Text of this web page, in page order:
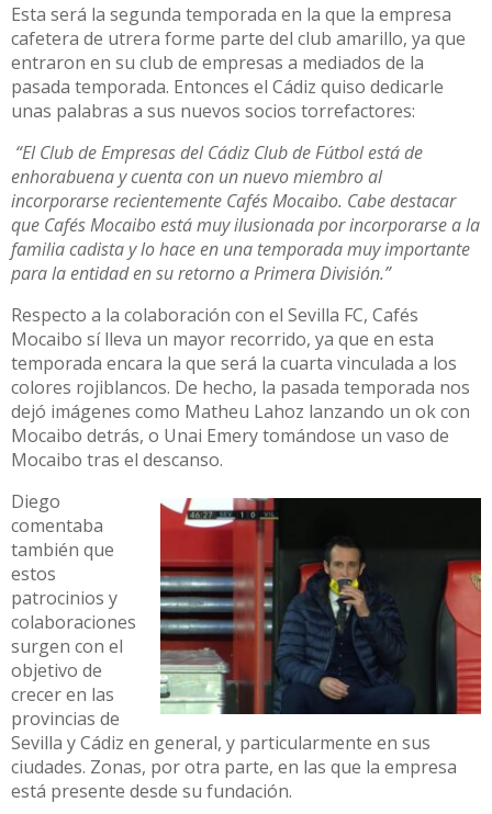
Esta será la segunda temporada en la que la empresa
cafetera de utrera forme parte del club amarillo, ya que
entraron en su club de empresas a mediados de la
pasada temporada. Entonces el Cádiz quiso dedicarle
unas palabras a sus nuevos socios torrefactores:
“El Club de Empresas del Cádiz Club de Fútbol está de
enhorabuena y cuenta con un nuevo miembro al
incorporarse recientemente Cafés Mocaibo. Cabe destacar
que Cafés Mocaibo está muy ilusionada por incorporarse a la
familia cadista y lo hace en una temporada muy importante
para la entidad en su retorno a Primera División.”
Respecto a la colaboración con el Sevilla FC, Cafés
Mocaibo sí lleva un mayor recorrido, ya que en esta
temporada encara la que será la cuarta vinculada a los
colores rojiblancos. De hecho, la pasada temporada nos
dejó imágenes como Matheu Lahoz lanzando un ok con
Mocaibo detrás, o Unai Emery tomándose un vaso de
Mocaibo tras el descanso.
Diego
comentaba
también que
estos
patrocinios y
colaboraciones
surgen con el
objetivo de
crecer en las
provincias de
Sevilla y Cádiz en general, y particularmente en sus
ciudades. Zonas, por otra parte, en las que la empresa
está presente desde su fundación.